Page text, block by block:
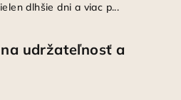
dlhšie dni a viac p...
udržateľnosť a